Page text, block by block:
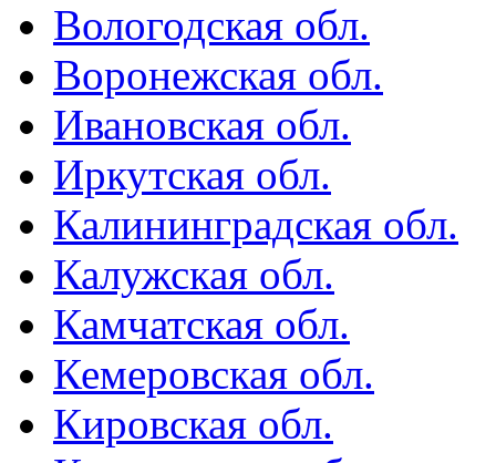
Вологодская обл.
Воронежская обл.
Ивановская обл.
Иркутская обл.
Калининградская обл.
Калужская обл.
Камчатская обл.
Кемеровская обл.
Кировская обл.